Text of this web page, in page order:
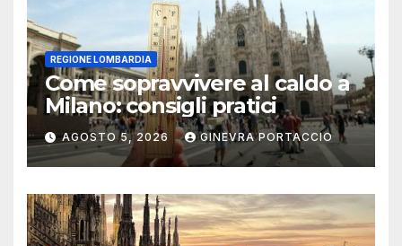
REGIONE LOMBARDIA
Come sopravvivere al caldo a
Milano: consigli pratici
AGOSTO 5, 2026 GINEVRA PORTACCIO